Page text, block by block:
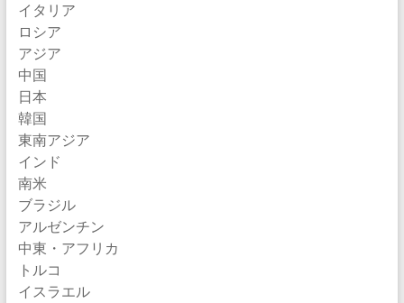
イタリア
ロシア
アジア
中国
日本
韓国
東南アジア
インド
南米
ブラジル
アルゼンチン
中東・アフリカ
トルコ
イスラエル